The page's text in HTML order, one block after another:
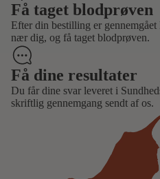
Få taget blodprøven
Efter din bestilling er
nær dig, og få taget blodprøven.
Få dine resultater
Du får dine svar leveret i
skriftlig gennemgang sendt af os.